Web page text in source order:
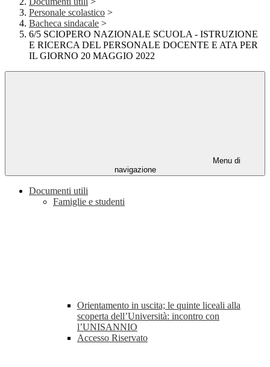
Personale scolastico >
Bacheca sindacale >
6/5 SCIOPERO NAZIONALE SCUOLA - ISTRUZIONE
E RICERCA DEL PERSONALE DOCENTE E ATA PER
IL GIORNO 20 MAGGIO 2022
Menu di
navigazione
Documenti utili
Famiglie e studenti
Orientamento in uscita; le quinte liceali alla
scoperta dell’Università: incontro con
l’UNISANNIO
Accesso Riservato